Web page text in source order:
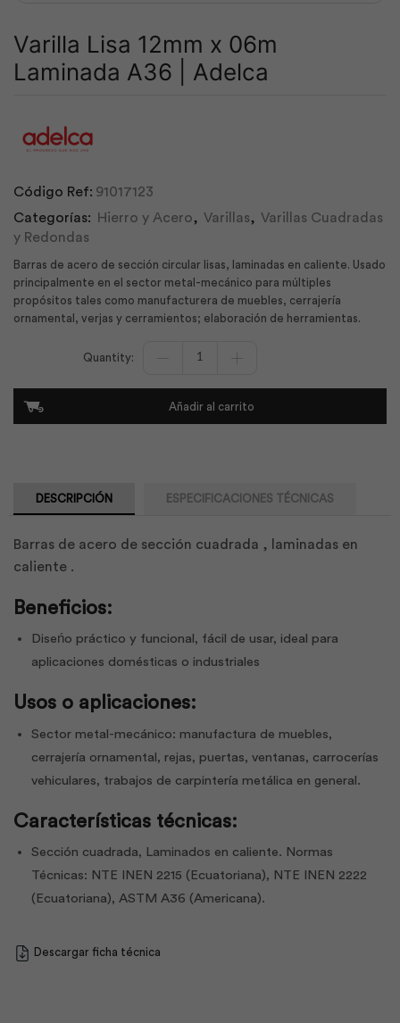
Varilla Lisa 12mm x 06m
Laminada A36 | Adelca
Código Ref: 91017123
Categorías:
Hierro y Acero, Varillas, Varillas Cuadradas
y Redondas
Barras de acero de sección circular lisas, laminadas en caliente. Usado
principalmente en el sector metal-mecánico para múltiples
propósitos tales como manufacturera de muebles, cerrajería
ornamental, verjas y cerramientos; elaboración de herramientas.
cantidad
Añadir al carrito
DESCRIPCIÓN ESPECIFICACIONES TÉCNICAS
Barras de acero de sección cuadrada , laminadas en
caliente .
Beneficios:
Diseńo práctico y funcional, fácil de usar, ideal para
aplicaciones domésticas o industriales
Usos o aplicaciones:
Sector metal-mecánico: manufactura de muebles,
cerrajería ornamental, rejas, puertas, ventanas, carrocerías
vehiculares, trabajos de carpintería metálica en general.
Características técnicas:
Sección cuadrada, Laminados en caliente. Normas
Técnicas: NTE INEN 2215 (Ecuatoriana), NTE INEN 2222
(Ecuatoriana), ASTM A36 (Americana).
Descargar ficha técnica